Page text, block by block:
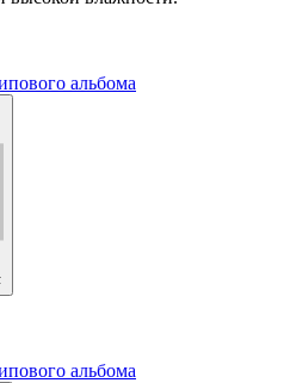
альбома
альбома